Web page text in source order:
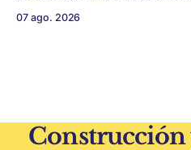
Conurbano vuelve a ganar
07 ago. 2026
Construcción